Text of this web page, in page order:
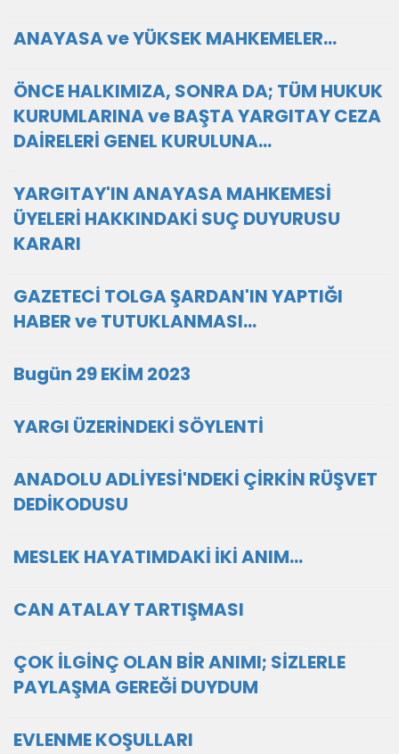
ANAYASA ve YÜKSEK MAHKEMELER...
ÖNCE HALKIMIZA, SONRA DA; TÜM HUKUK
KURUMLARINA ve BAŞTA YARGITAY CEZA
DAİRELERİ GENEL KURULUNA...
YARGITAY'IN ANAYASA MAHKEMESİ
ÜYELERİ HAKKINDAKİ SUÇ DUYURUSU
KARARI
GAZETECİ TOLGA ŞARDAN'IN YAPTIĞI
HABER ve TUTUKLANMASI...
Bugün 29 EKİM 2023
YARGI ÜZERİNDEKİ SÖYLENTİ
ANADOLU ADLİYESİ'NDEKİ ÇİRKİN RÜŞVET
DEDİKODUSU
MESLEK HAYATIMDAKİ İKİ ANIM...
CAN ATALAY TARTIŞMASI
ÇOK İLGİNÇ OLAN BİR ANIMI; SİZLERLE
PAYLAŞMA GEREĞİ DUYDUM
EVLENME KOŞULLARI